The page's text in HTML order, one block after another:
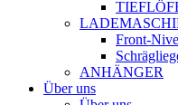
Front-
ANHÄNGER
Über uns